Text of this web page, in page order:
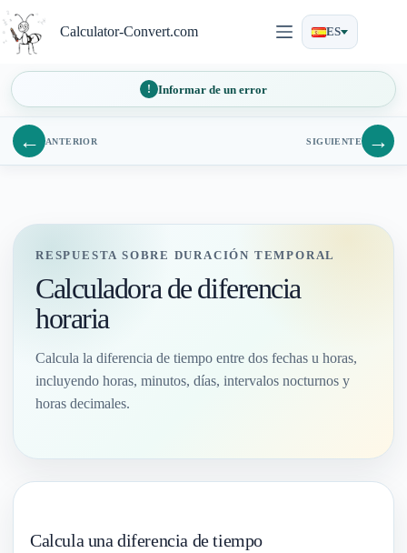
al
contenido
Calculator-Convert.com ES
Informar de un error
← ANTERIOR SIGUIENTE →
RESPUESTA SOBRE DURACIÓN TEMPORAL
Calculadora de diferencia
horaria
Calcula la diferencia de tiempo entre dos fechas u horas,
incluyendo horas, minutos, días, intervalos nocturnos y
horas decimales.
Calcula una diferencia de tiempo